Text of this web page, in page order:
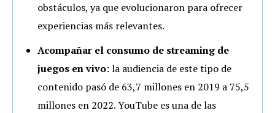
obstáculos, ya que evolucionaron para ofrecer
experiencias más relevantes.
Acompañar el consumo de streaming de
juegos en vivo: la audiencia de este tipo de
contenido pasó de 63,7 millones en 2019 a 75,5
millones en 2022. YouTube es una de las